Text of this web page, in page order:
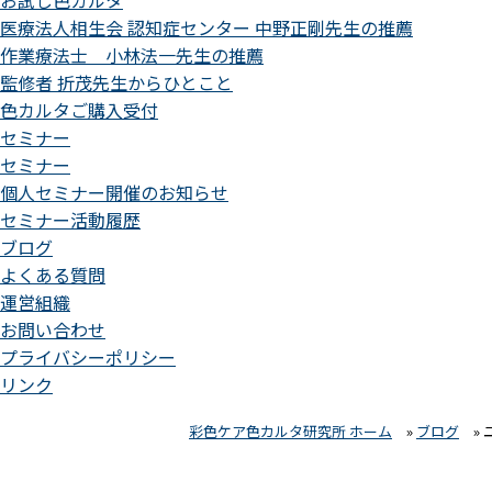
医療法人相生会 認知症センター 中野正剛先生の推薦
作業療法士 小林法一先生の推薦
監修者 折茂先生からひとこと
色カルタご購入受付
セミナー
セミナー
個人セミナー開催のお知らせ
セミナー活動履歴
ブログ
よくある質問
運営組織
お問い合わせ
プライバシーポリシー
リンク
彩色ケア色カルタ研究所 ホーム » ブログ »